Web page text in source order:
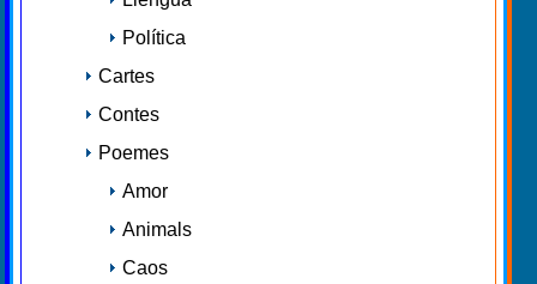
Política
Cartes
Contes
Poemes
Amor
Animals
Caos